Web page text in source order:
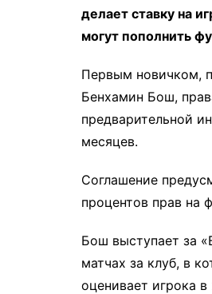
делает ставку на
могут пополнить
Первым новичком,
Бенхамин Бош,
предварительной
месяцев.
Соглашение
процентов прав на
Бош выступает за
матчах за клуб, в
оценивает игрока